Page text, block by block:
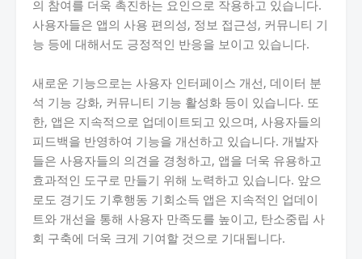
의 참여를 더욱 촉진하는 요인으로 작용하고 있습니다.
사용자들은 앱의 사용 편의성, 정보 접근성, 커뮤니티 기
능 등에 대해서도 긍정적인 반응을 보이고 있습니다.
새로운 기능으로는 사용자 인터페이스 개선, 데이터 분
석 기능 강화, 커뮤니티 기능 활성화 등이 있습니다. 또
한, 앱은 지속적으로 업데이트되고 있으며, 사용자들의
피드백을 반영하여 기능을 개선하고 있습니다. 개발자
들은 사용자들의 의견을 경청하고, 앱을 더욱 유용하고
효과적인 도구로 만들기 위해 노력하고 있습니다. 앞으
로도 경기도 기후행동 기회소득 앱은 지속적인 업데이
트와 개선을 통해 사용자 만족도를 높이고, 탄소중립 사
회 구축에 더욱 크게 기여할 것으로 기대됩니다.